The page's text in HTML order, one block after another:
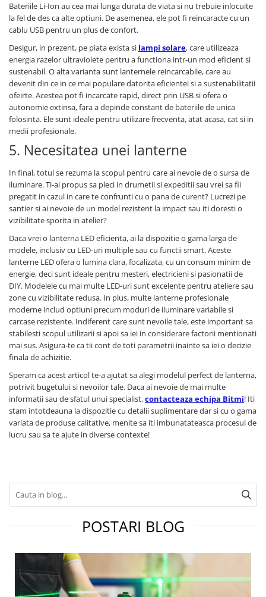
Bateriile Li-Ion au cea mai lunga durata de viata si nu trebuie inlocuite
la fel de des ca alte optiuni. De asemenea, ele pot fi reincaracte cu un
cablu USB pentru un plus de confort.
Desigur, in prezent, pe piata exista si lampi solare, care utilizeaza
energia razelor ultraviolete pentru a functiona intr-un mod eficient si
sustenabil. O alta varianta sunt lanternele reincarcabile, care au
devenit din ce in ce mai populare datorita eficientei si a sustenabilitatii
ofeirte. Acestea pot fi incarcate rapid, direct prin USB si ofera o
autonomie extinsa, fara a depinde constant de bateriile de unica
folosinta. Ele sunt ideale pentru utilizare frecventa, atat acasa, cat si in
medii profesionale.
5. Necesitatea unei lanterne
In final, totul se rezuma la scopul pentru care ai nevoie de o sursa de
iluminare. Ti-ai propus sa pleci in drumetii si expeditii sau vrei sa fii
pregatit in cazul in care te confrunti cu o pana de curent? Lucrezi pe
santier si ai nevoie de un model rezistent la impact sau iti doresti o
vizibilitate sporita in atelier?
Daca vrei o lanterna LED eficienta, ai la dispozitie o gama larga de
modele, inclusiv cu LED-uri multiple sau cu functii smart. Aceste
lanterne LED ofera o lumina clara, focalizata, cu un consum minim de
energie, deci sunt ideale pentru mesteri, electricieni si pasionatii de
DIY. Modelele cu mai multe LED-uri sunt excelente pentru ateliere sau
zone cu vizibilitate redusa. In plus, multe lanterne profesionale
moderne includ optiuni precum moduri de iluminare variabile si
carcase rezistente. Indiferent care sunt nevoile tale, este important sa
stabilesti scopul utilizarii si apoi sa iei in considerare factorii mentionati
mai sus. Asigura-te ca tii cont de toti parametrii inainte sa iei o decizie
finala de achizitie.
Speram ca acest articol te-a ajutat sa alegi modelul perfect de lanterna,
potrivit bugetului si nevoilor tale. Daca ai nevoie de mai multe
informatii sau de sfatul unui specialist,contacteaza echipa Bitmi! Iti
stam intotdeauna la dispozitie cu detalii suplimentare dar si cu o gama
variata de produse calitative, menite sa iti imbunatateasca procesul de
lucru sau sa te ajute in diverse contexte!
POSTARI BLOG